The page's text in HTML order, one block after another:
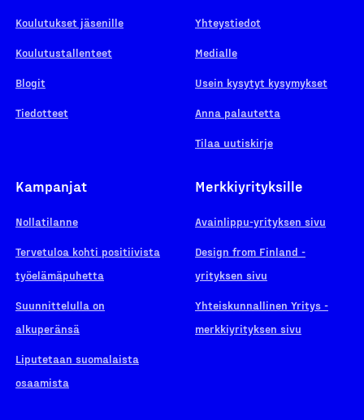
Koulutukset jäsenille
Koulutustallenteet
Blogit
Tiedotteet
Yhteystiedot
Medialle
Usein kysytyt kysymykset
Anna palautetta
Tilaa uutiskirje
Kampanjat
Nollatilanne
Tervetuloa kohti positiivista
työelämäpuhetta
Suunnittelulla on
alkuperänsä
Liputetaan suomalaista
osaamista
Merkkiyrityksille
Avainlippu-yrityksen sivu
Design from Finland -
yrityksen sivu
Yhteiskunnallinen Yritys -
merkkiyrityksen sivu